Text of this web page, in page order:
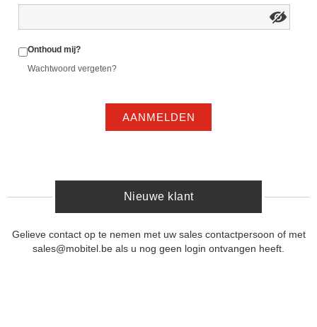
Onthoud mij?
Wachtwoord vergeten?
AANMELDEN
Nieuwe klant
Gelieve contact op te nemen met uw sales contactpersoon of met
sales@mobitel.be als u nog geen login ontvangen heeft.